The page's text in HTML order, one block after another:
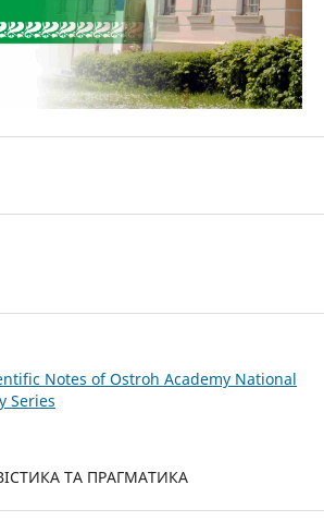
Notes of Ostroh Academy National
Series
ТА ПРАГМАТИКА